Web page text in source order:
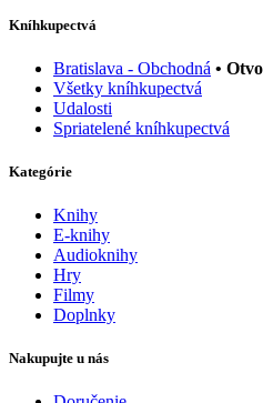
Kníhkupectvá
Bratislava - Obchodná •
Všetky kníhkupectvá
Udalosti
Spriatelené kníhkupectvá
Kategórie
Knihy
E-knihy
Audioknihy
Hry
Filmy
Doplnky
Nakupujte u nás